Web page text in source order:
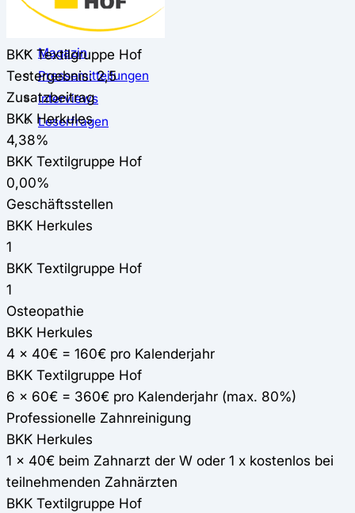
ℹ Ratgeber
Nachrichten
Magazin
Pressemitteilungen
Interviews
Leserfragen
BKK Textilgruppe Hof
Testergebnis: 2,5
Zusatzbeitrag
BKK Herkules
4,38%
BKK Textilgruppe Hof
0,00%
Geschäftsstellen
BKK Herkules
1
BKK Textilgruppe Hof
1
Osteopathie
BKK Herkules
4 x 40€ = 160€ pro Kalenderjahr
BKK Textilgruppe Hof
6 x 60€ = 360€ pro Kalenderjahr (max. 80%)
Professionelle Zahnreinigung
BKK Herkules
1 x 40€ beim Zahnarzt der W oder 1 x kostenlos bei
teilnehmenden Zahnärzten
BKK Textilgruppe Hof